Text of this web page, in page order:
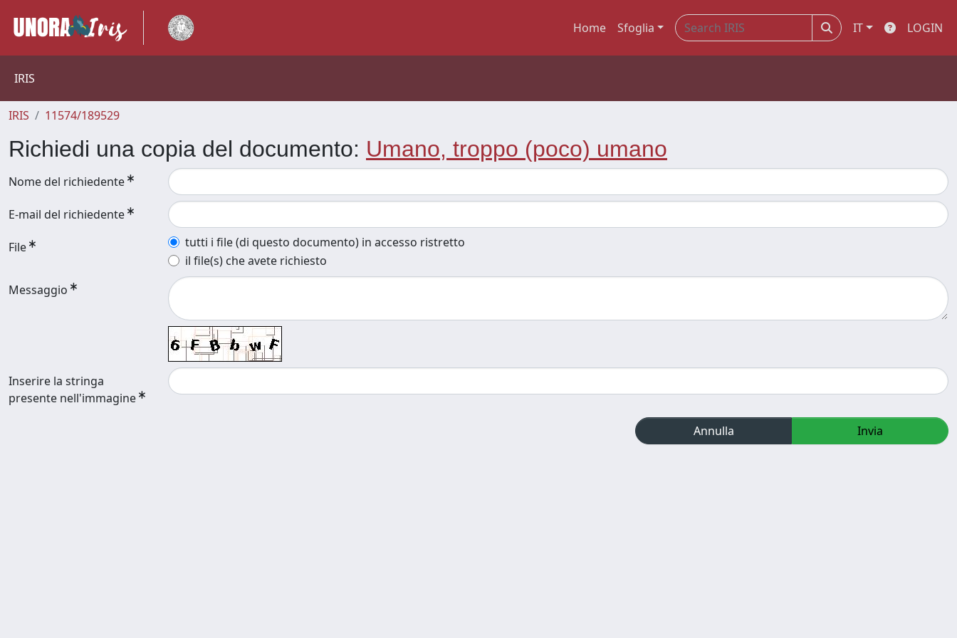
Home Sfoglia IT LOGIN
IRIS
IRIS 11574/189529
Richiedi una copia del documento: Umano, troppo (poco) umano
Nome del richiedente
E-mail del richiedente
File
tutti i file (di questo documento) in accesso ristretto
il file(s) che avete richiesto
Messaggio
Inserire la stringa
presente nell'immagine
Annulla Invia